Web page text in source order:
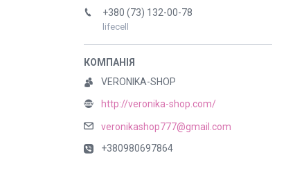
+380 (73) 132-00-78
lifecell
VERONIKA-SHOP
http://veronika-shop.com/
veronikashop777@gmail.com
+380980697864